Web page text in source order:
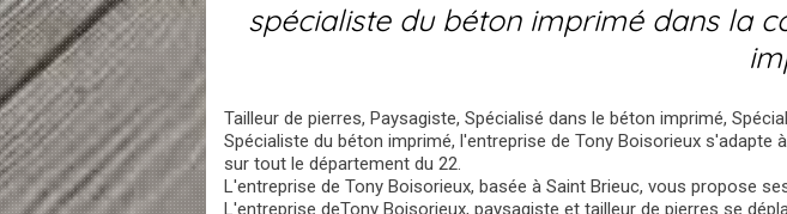
spécialiste du béton imprimé dans la
Tailleur de pierres, Paysagiste, Spécialisé dans le béton imprimé,
Spécialiste du béton imprimé, l'entreprise de Tony Boisorieux
sur tout le département du 22.
L'entreprise de Tony Boisorieux, basée à Saint Brieuc, vous propose
L'entreprise deTony Boisorieux, paysagiste et tailleur de pierres se